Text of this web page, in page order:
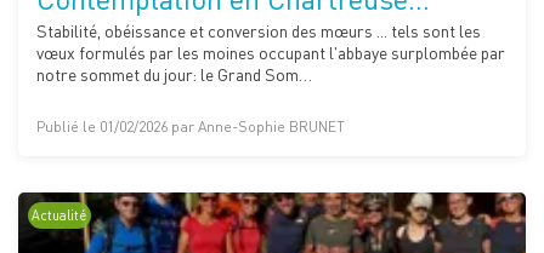
Stabilité, obéissance et conversion des mœurs ... tels sont les
vœux formulés par les moines occupant l'abbaye surplombée par
notre sommet du jour: le Grand Som…
Publié le 01/02/2026 par Anne-Sophie BRUNET
Actualité